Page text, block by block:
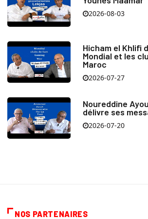
2026-08-03
Hicham el Khlifi
Mondial et les
Maroc
2026-07-27
Noureddine
délivre ses
2026-07-20
NOS PARTENAIRES